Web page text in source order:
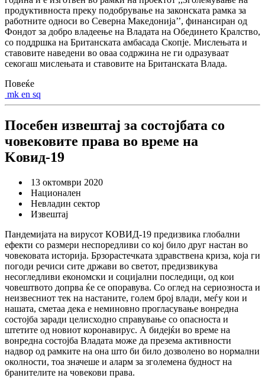
продуктивноста преку подобрување на законската рамка за
работните односи во Северна Македонија’’, финансиран од
Фондот за добро владеење на Владата на Обединето Кралство,
со поддршка на Британската амбасада Скопје. Мислењата и
ставовите наведени во оваа содржина не ги одразуваат
секогаш мислењата и ставовите на Британската Влада.
Повеќе
mk en sq
Посебен извештај за состојбата со
човековите права во време на
Kовид-19
13 октомври 2020
Национален
Невладин сектор
Извештај
Пандемијата на вирусот КОВИД-19 предизвика глобални
ефекти со размери неспоредливи со кој било друг настан во
човековата историја. Брзорастечката здравствена криза, која ги
погоди речиси сите држави во светот, предизвикува
несогледливи економски и социјални последици, од кои
човештвото допрва ќе се опоравува. Со оглед на сериозноста и
неизвесниот тек на настаните, голем број влади, меѓу кои и
нашата, сметаа дека е неминовно прогласување вонредна
состојба заради целисходно справување со опасноста и
штетите од новиот коронавирус. А бидејќи во време на
вонредна состојба Владата може да презема активности
надвор од рамките на она што би било дозволено во нормални
околности, тоа значеше и аларм за зголемена будност на
бранителите на човекови права.